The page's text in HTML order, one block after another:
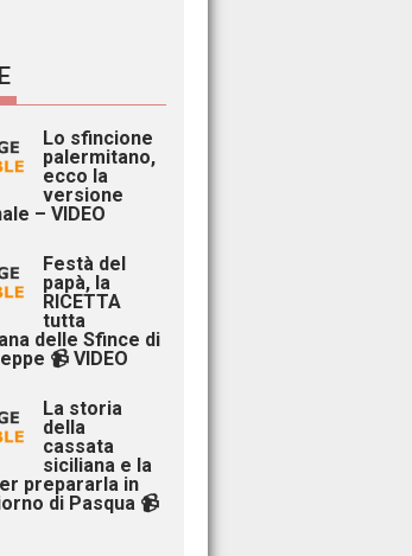
Lo sfincione
palermitano,
ecco la
versione
– VIDEO
Festà del
papà, la
RICETTA
tutta
delle Sfince di
📹 VIDEO
La storia
della
cassata
siciliana e la
prepararla in
di Pasqua 📹